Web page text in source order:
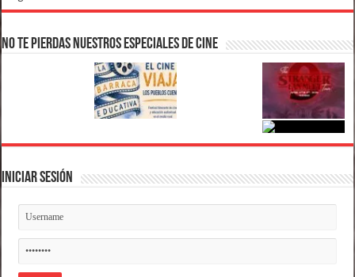
No te pierdas nuestros Especiales de Cine
Iniciar Sesión